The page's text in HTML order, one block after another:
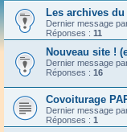
Les archives du
Dernier message
Réponses : 11
Nouveau site !
Dernier message
Réponses : 16
Covoiturage
Dernier message
Réponses : 1